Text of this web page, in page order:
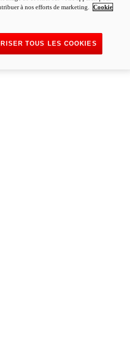
à nos efforts de marketing. Cookie
TOUS LES COOKIES